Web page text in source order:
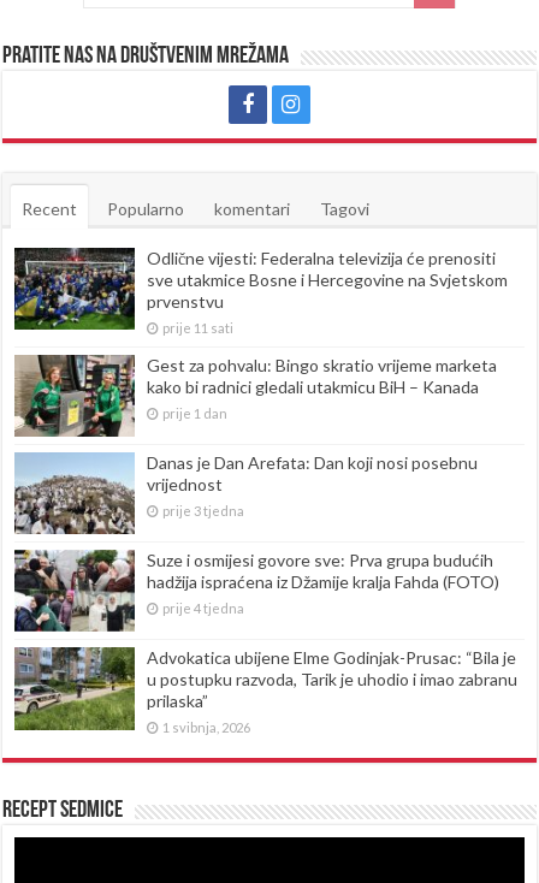
Pratite nas na društvenim mrežama
Recent Popularno komentari Tagovi
Odlične vijesti: Federalna televizija će prenositi
sve utakmice Bosne i Hercegovine na Svjetskom
prvenstvu
prije 11 sati
Gest za pohvalu: Bingo skratio vrijeme marketa
kako bi radnici gledali utakmicu BiH – Kanada
prije 1 dan
Danas je Dan Arefata: Dan koji nosi posebnu
vrijednost
prije 3 tjedna
Suze i osmijesi govore sve: Prva grupa budućih
hadžija ispraćena iz Džamije kralja Fahda (FOTO)
prije 4 tjedna
Advokatica ubijene Elme Godinjak-Prusac: “Bila je
u postupku razvoda, Tarik je uhodio i imao zabranu
prilaska”
1 svibnja, 2026
Recept sedmice